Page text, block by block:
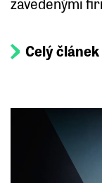
zavedenými
Celý článek